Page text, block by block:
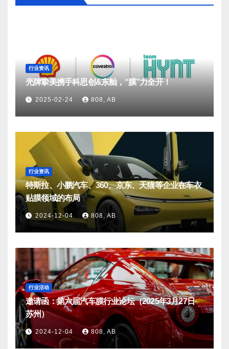
行业资讯
壳牌挚美携手科思创&东舢，“膜”力全开！
2025-02-24 808, AB
行业资讯
特斯拉、小鹏汽车、360、京东、天猫等企业在车衣
贴膜领域的布局
2024-12-04 808, AB
行业活动
邀请函：第六届汽车膜行业论坛（2025年3月27日·
苏州）
2024-12-04 808, AB